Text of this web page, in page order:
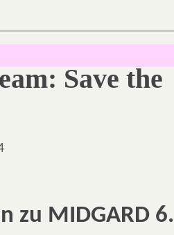
Save the
zu MIDGARD 6.